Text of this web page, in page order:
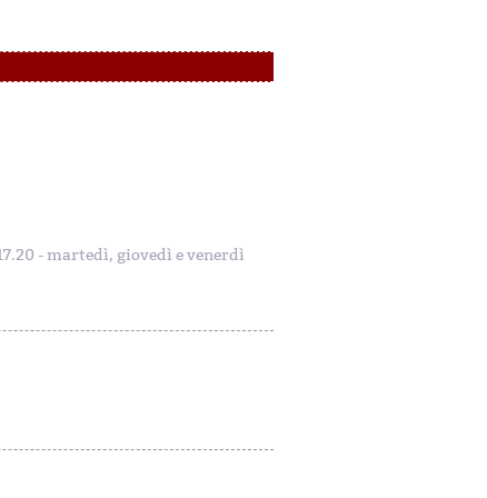
- martedì, giovedì e venerdì